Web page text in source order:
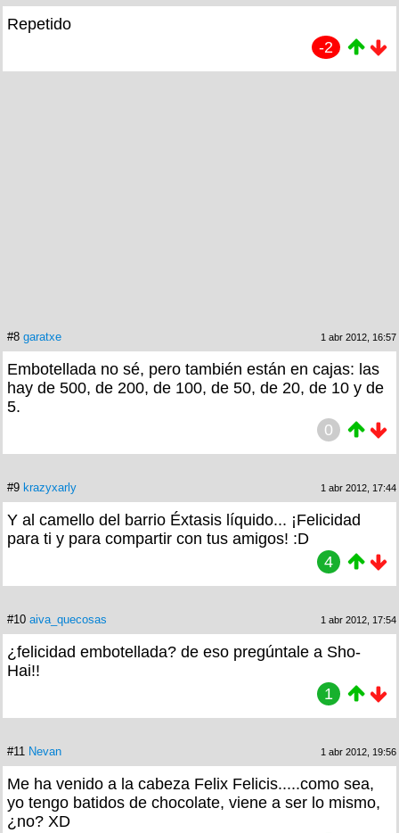
Repetido
-2
#8 garatxe 1 abr 2012, 16:57
Embotellada no sé, pero también están en cajas: las
hay de 500, de 200, de 100, de 50, de 20, de 10 y de
5.
0
#9 krazyxarly 1 abr 2012, 17:44
Y al camello del barrio Éxtasis líquido... ¡Felicidad
para ti y para compartir con tus amigos! :D
4
#10 aiva_quecosas 1 abr 2012, 17:54
¿felicidad embotellada? de eso pregúntale a Sho-
Hai!!
1
#11 Nevan 1 abr 2012, 19:56
Me ha venido a la cabeza Felix Felicis.....como sea,
yo tengo batidos de chocolate, viene a ser lo mismo,
¿no? XD